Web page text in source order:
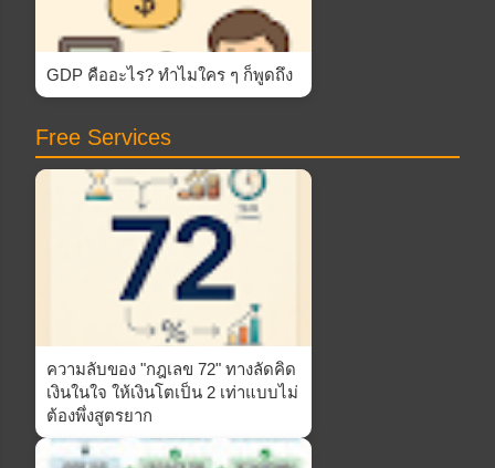
GDP คืออะไร? ทำไมใคร ๆ ก็พูดถึง
Free Services
ความลับของ "กฎเลข 72" ทางลัดคิด
เงินในใจ ให้เงินโตเป็น 2 เท่าแบบไม่
ต้องพึ่งสูตรยาก